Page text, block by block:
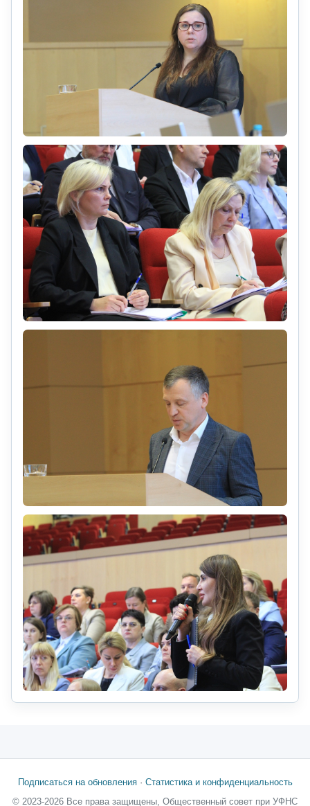
Подписаться на обновления· Статистика и конфиденциальность
© 2023-2026 Все права защищены, Общественный совет при УФНС